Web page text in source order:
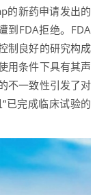
的新药申请发出的
到FDA拒绝。FDA
制良好的研究构成
用条件下具有其声
不一致性引发了对
已完成临床试验的